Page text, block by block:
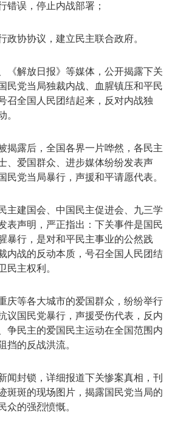
错误，停止内战部署；
政协协议，建立民主联合政府。
《解放日报》等媒体，公开揭露下关
民党当局独裁内战、血腥镇压和平民
召全国人民团结起来，反对内战独
。
揭露后，全国各界一片哗然，各民主
、爱国群众、进步媒体纷纷发表声
民党当局暴行，声援和平请愿代表。
主建国会、中国民主促进会、九三学
表声明，严正指出：下关事件是国民
暴行，是对和平民主事业的公然践
内战的反动本质，号召全国人民团结
民主权利。
庆等各大城市的爱国群众，纷纷举行
议国民党暴行，声援受伤代表，反内
争民主的爱国民主运动在全国范围内
挡的反战洪流。
闻封锁，详细报道下关惨案真相，刊
斑斑的现场图片，揭露国民党当局的
众的强烈愤慨。